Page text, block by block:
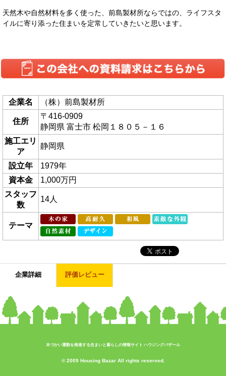
天然木や自然材料を多く使った、前島製材所ならではの、ライフスタ
イルに寄り添った住まいを定常していきたいと思います。
企業名 （株）前島製材所
住所
〒416-0909
静岡県 富士市 松岡１８０５－１６
施工エリ
ア
静岡県
設立年
1979年
資本金
1,000万円
スタッフ
数
14人
テーマ
企業詳細 評価レビュー
木づかい運動を推進する住まいと暮らしの情報サイト ハウジングバザール
© 2009 Housing Bazar All rights reserved.